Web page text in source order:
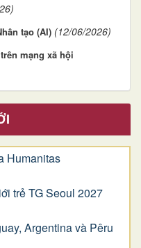
tạo (AI) (12/06/2026)
mạng xã hội
Humanitas
trẻ TG Seoul 2027
Argentina và Pêru